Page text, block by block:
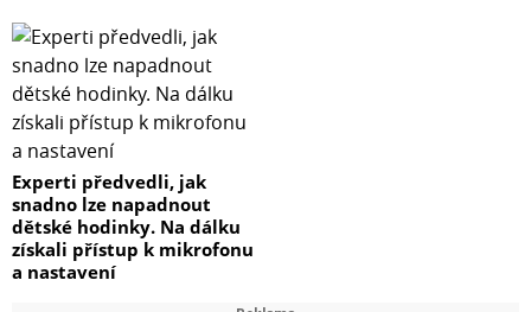
Experti předvedli, jak
snadno lze napadnout
dětské hodinky. Na dálku
získali přístup k mikrofonu
a nastavení